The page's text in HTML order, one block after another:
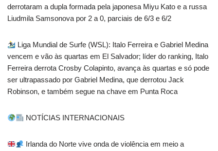
derrotaram a dupla formada pela japonesa Miyu Kato e a russa
Liudmila Samsonova por 2 a 0, parciais de 6/3 e 6/2
Liga Mundial de Surfe (WSL): Italo Ferreira e Gabriel Medina
vencem e vão às quartas em El Salvador; líder do ranking, Italo
Ferreira derrota Crosby Colapinto, avança às quartas e só pode
ser ultrapassado por Gabriel Medina, que derrotou Jack
Robinson, e também segue na chave em Punta Roca
NOTÍCIAS INTERNACIONAIS
Irlanda do Norte vive onda de violência em meio a